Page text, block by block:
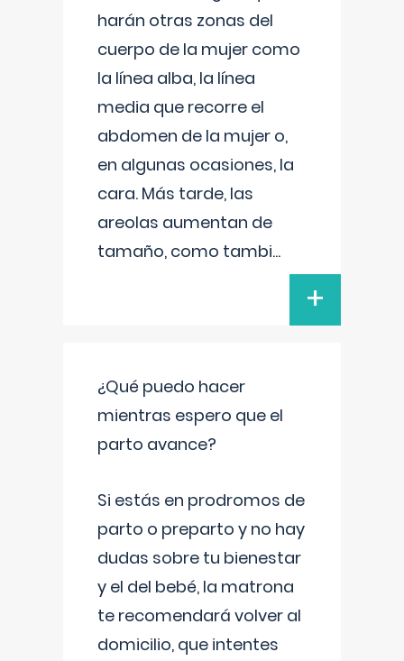
harán otras zonas del
cuerpo de la mujer como
la línea alba, la línea
media que recorre el
abdomen de la mujer o,
en algunas ocasiones, la
cara. Más tarde, las
areolas aumentan de
tamaño, como tambi...
+
¿Qué puedo hacer
mientras espero que el
parto avance?
Si estás en prodromos de
parto o preparto y no hay
dudas sobre tu bienestar
y el del bebé, la matrona
te recomendará volver al
domicilio, que intentes